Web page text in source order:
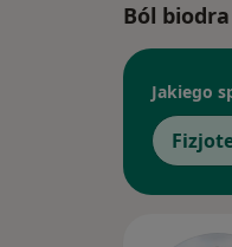
Ból
Jakiego